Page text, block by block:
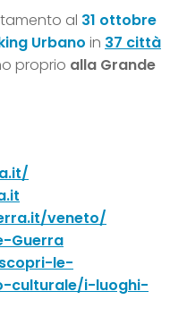
al 31 ottobre
Urbano in 37 città
proprio alla Grande
veneto/
Guerra
le-
culturale/i-luoghi-